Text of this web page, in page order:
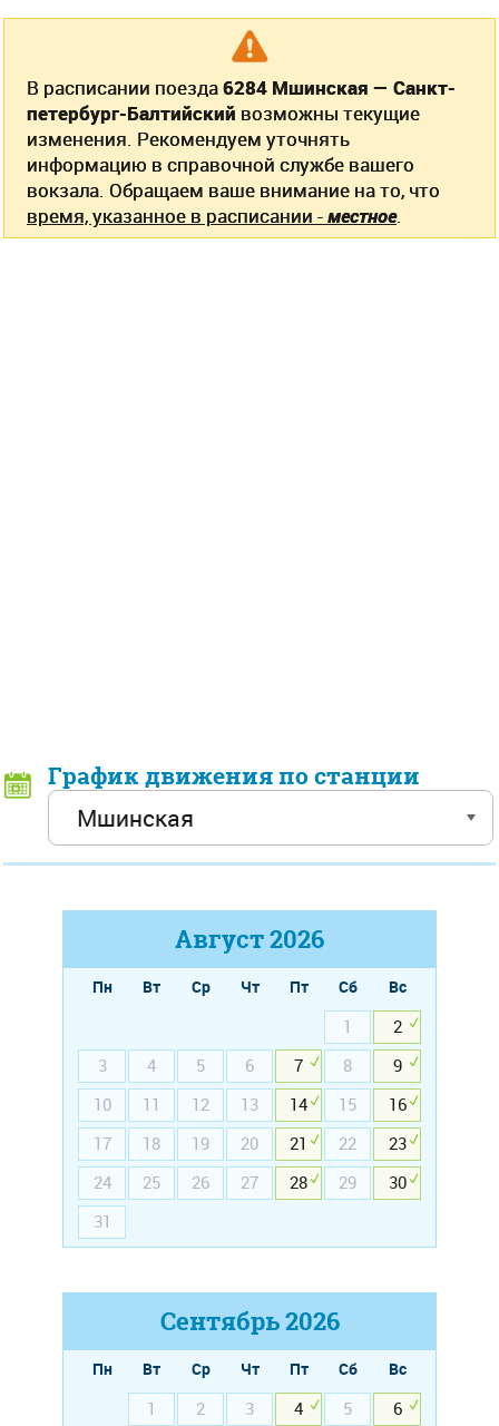
В расписании поезда6284 Мшинская — Санкт-
петербург-Балтийский возможны текущие
изменения. Рекомендуем уточнять
информацию в справочной службе вашего
вокзала. Обращаем ваше внимание на то, что
время, указанное в расписании -местное.
График движения по станции
Август2026
Пн Вт Ср Чт Пт Сб
Вс
1
2
3
4 5 6 7 8
9
10
11 12 13 14 15
16
17
18 19 20 21 22
23
24
25 26 27 28 29
30
31
Сентябрь2026
Пн Вт Ср Чт Пт Сб
Вс
1
2 3 4 5
6